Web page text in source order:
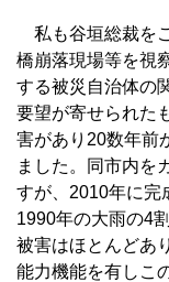
私も谷垣総裁を
橋崩落現場等を視
する被災自治体の
要望が寄せられた
害があり20数年前
ました。同市内を
すが、2010年に完
1990年の大雨の4
被害はほとんどあ
能力機能を有しこ